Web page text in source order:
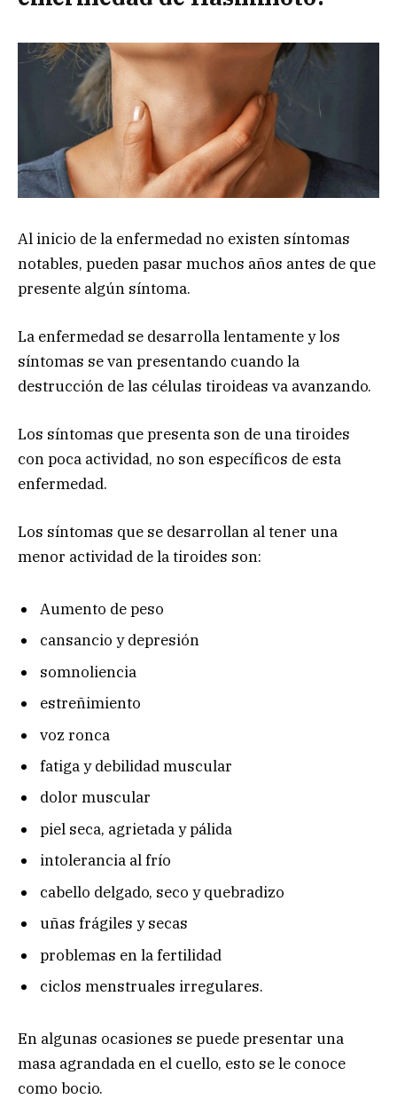
Al inicio de la enfermedad no existen síntomas
notables, pueden pasar muchos años antes de que
presente algún síntoma.
La enfermedad se desarrolla lentamente y los
síntomas se van presentando cuando la
destrucción de las células tiroideas va avanzando.
Los síntomas que presenta son de una tiroides
con poca actividad, no son específicos de esta
enfermedad.
Los síntomas que se desarrollan al tener una
menor actividad de la tiroides son:
Aumento de peso
cansancio y depresión
somnoliencia
estreñimiento
voz ronca
fatiga y debilidad muscular
dolor muscular
piel seca, agrietada y pálida
intolerancia al frío
cabello delgado, seco y quebradizo
uñas frágiles y secas
problemas en la fertilidad
ciclos menstruales irregulares.
En algunas ocasiones se puede presentar una
masa agrandada en el cuello, esto se le conoce
como bocio.